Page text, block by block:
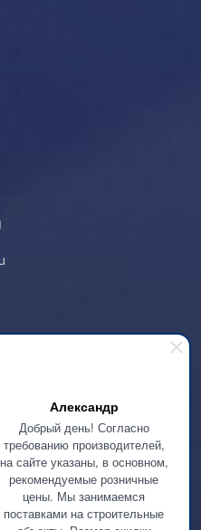
Александр
Добрый день! Согласно
требованию производителей,
на сайте указаны, в основном,
рекомендуемые розничные
цены. Мы занимаемся
поставками на строительные
cookie, чтобы
его
вы
файлов